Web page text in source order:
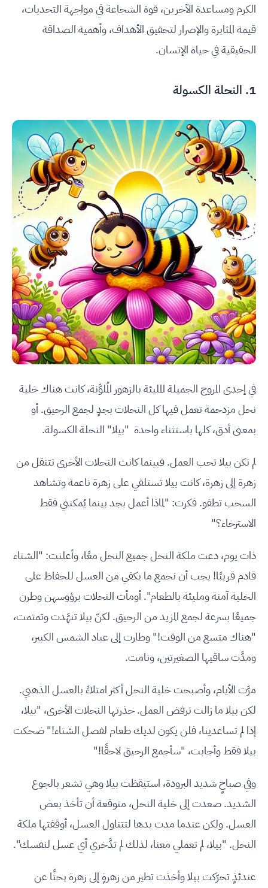
الكرم ومساعدة الآخرين، قوة الشجاعة في مواجهة التحديات،
قيمة المثابرة والإصرار لتحقيق الأهداف، وأهمية الصداقة
الحقيقية في حياة الإنسان.
1. النحلة الكسولة
في إحدى المروج الجميلة المليئة بالزهور المُلوَّنة، كانت هناك خلية
نحل مزدحمة تعمل فيها كل النحلات بجدٍ لجمع الرحيق. أو
بمعنى أدق، كلها باستثناء واحدة "بيلا" النحلة الكسولة.
لم تكن بيلا تحب العمل. فبينما كانت النحلات الأخرى تتنقل من
زهرة إلى زهرة، كانت بيلا تستلقي على زهرة ناعمة وتشاهد
السحب تطفو. فكرت: "لماذا أعمل بجد بينما يُمكنني فقط
الاسترخاء؟"
ذات يوم، دعت ملكة النحل جميع النحل معًا، وأعلنت: "الشتاء
قادم قريبًا! يجب أن نجمع ما يكفي من العسل للحفاظ على
الخلية آمنة ومليئة بالطعام". أومأت النحلات برؤوسهن وطرن
جميعًا بسرعة لجمع المزيد من الرحيق. لكنّ بيلا تنهَّدت وتمتمت،
"هناك متسع من الوقت!" وطارت إلى عباد الشمس الكبير،
ومدَّت ساقيها الصغيرتين، ونامت.
مرَّت الأيام، وأصبحت خلية النحل أكثر امتلاءً بالعسل الذهبي.
لكن بيلا ما زالت ترفض العمل. حذرتها النحلات الأخرى، "بيلا،
إذا لم تساعدينا، فلن يكون لديك طعام لفصل الشتاء!" ضحكت
بيلا فقط وأجابت، "سأجمع الرحيق لاحقًا!"
وفي صباحٍ شديد البرودة، استيقظت بيلا وهي تشعر بالجوع
الشديد. صعدت إلى خلية النحل، متوقعة أن تأخذ بعض
العسل. ولكن عندما مدت يدها لتتناول العسل، أوقفتها ملكة
النحل. "بيلا، لم تعملي معنا، لذلك لم تدَّخري أي عسل لنفسك".
عندئذٍ تحرّكت بيلا وأخذت تطير من زهرةٍ إلى زهرة بحثًا عن